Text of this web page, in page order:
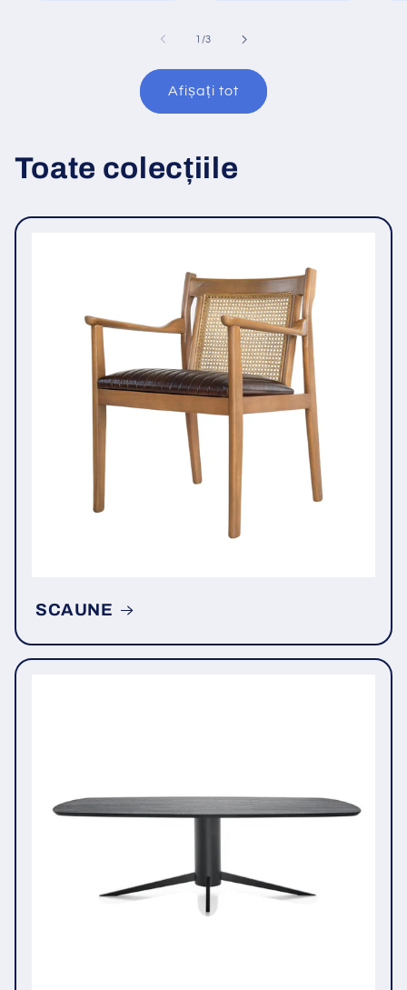
1 /din
3
Afișați tot
Toate colecțiile
SCAUNE